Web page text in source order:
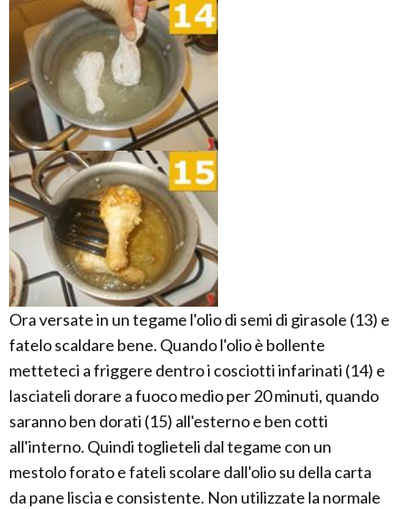
Ora versate in un tegame l'olio di semi di girasole (13) e
fatelo scaldare bene. Quando l'olio è bollente
metteteci a friggere dentro i cosciotti infarinati (14) e
lasciateli dorare a fuoco medio per 20 minuti, quando
saranno ben dorati (15) all'esterno e ben cotti
all'interno. Quindi toglieteli dal tegame con un
mestolo forato e fateli scolare dall'olio su della carta
da pane liscia e consistente. Non utilizzate la normale